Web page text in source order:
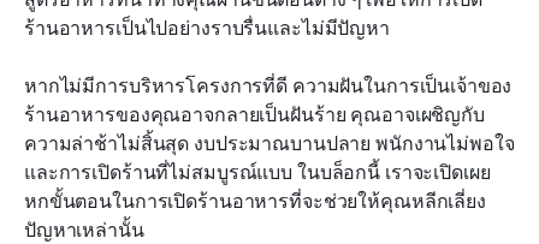
ร้านอาหารเป็นไปอย่างราบรื่นและไม่มีปัญหา
หากไม่มีการบริหารโครงการที่ดี ความฝันในการเป็นเจ้าของ
ร้านอาหารของคุณอาจกลายเป็นฝันร้าย คุณอาจเผชิญกับ
ความล่าช้าไม่สิ้นสุด งบประมาณบานปลาย พนักงานไม่พอใจ
และการเปิดร้านที่ไม่สมบูรณ์แบบ ในบล็อกนี้ เราจะเปิดเผย
หกขั้นตอนในการเปิดร้านอาหารที่จะช่วยให้คุณหลีกเลี่ยง
ปัญหาเหล่านั้น
วางแผนสำหรับสิ่งที่ไม่คาดคิด
ลงทุนในเครื่องมือที่เหมาะสม